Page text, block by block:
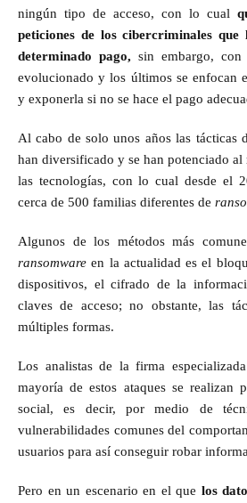
ningún tipo de acceso, con lo cual
peticiones de los cibercriminales
determinado pago, sin embargo,
evolucionado y los últimos se enfocan
y exponerla si no se hace el pago
Al cabo de solo unos años las tácticas
han diversificado y se han potenciado
las tecnologías, con lo cual desde el
cerca de 500 familias diferentes de
Algunos de los métodos más
ransomwareen la actualidad es el
dispositivos, el cifrado de la
claves de acceso; no obstante, las
múltiples formas.
Los analistas de la firma especializada
mayoría de estos ataques se realizan
social, es decir, por medio de
vulnerabilidades comunes del
usuarios para así conseguir robar
Pero en un escenario en el que los